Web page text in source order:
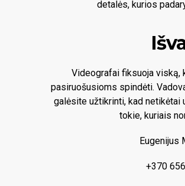
detalės, kurios
Videografai fiksuoja viską,
pasiruošusioms spindėti.
galėsite užtikrinti, kad netikėtai
tokie, kuriais
Eugenijus
+370